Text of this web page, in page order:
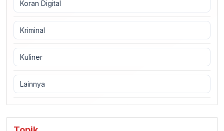
Koran Digital
Kriminal
Kuliner
Lainnya